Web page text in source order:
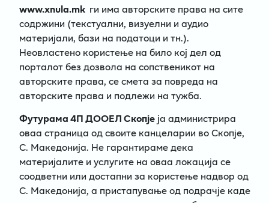
www.xnula.mk ги има авторските права на сите
содржини (текстуални, визуелни и аудио
материјали, бази на податоци и тн.).
Неовластено користење на било кој дел од
порталот без дозвола на сопственикот на
авторските права, се смета за повреда на
авторските права и подлежи на тужба.
Футурама 4П ДООЕЛ Скопјеја администрира
оваа страница од своите канцеларии во Скопје,
C. Македонија. Не гарантираме дека
материјалите и услугите на оваа локација се
соодветни или достапни за користење надвор од
C. Македонија, а пристапување од подрачје каде